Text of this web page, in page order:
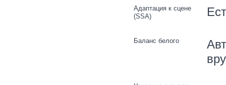
Адаптация к сцене
(SSA)
Баланс белого